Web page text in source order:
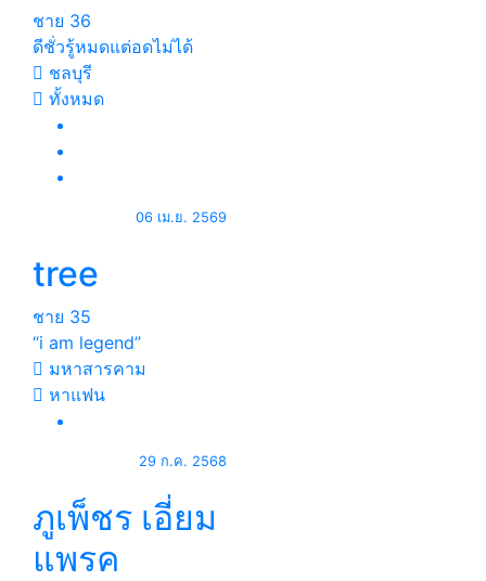
ชาย 36
ดีชั่วรู้หมดแต่อดไม่ได้
ชลบุรี
ทั้งหมด
06 เม.ย. 2569
tree
ชาย 35
“i am legend”
มหาสารคาม
หาแฟน
29 ก.ค. 2568
ภูเพ็ชร เอี่ยม
แพรค